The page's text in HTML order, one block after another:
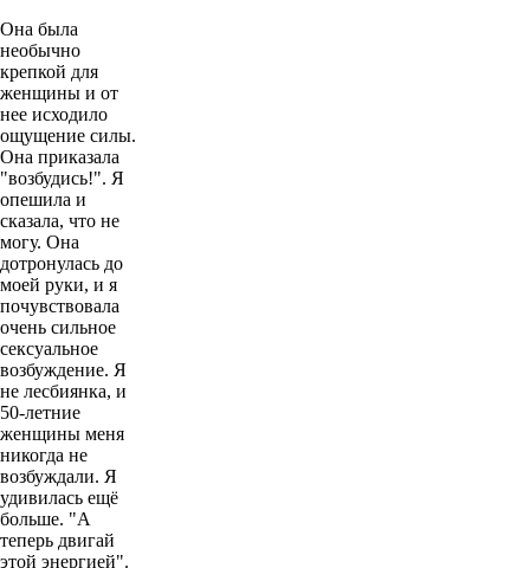
Она была
необычно
крепкой для
женщины и от
нее исходило
ощущение силы.
Она приказала
"возбудись!". Я
опешила и
сказала, что не
могу. Она
дотронулась до
моей руки, и я
почувствовала
очень сильное
сексуальное
возбуждение. Я
не лесбиянка, и
50-летние
женщины меня
никогда не
возбуждали. Я
удивилась ещё
больше. "А
теперь двигай
этой энергией".